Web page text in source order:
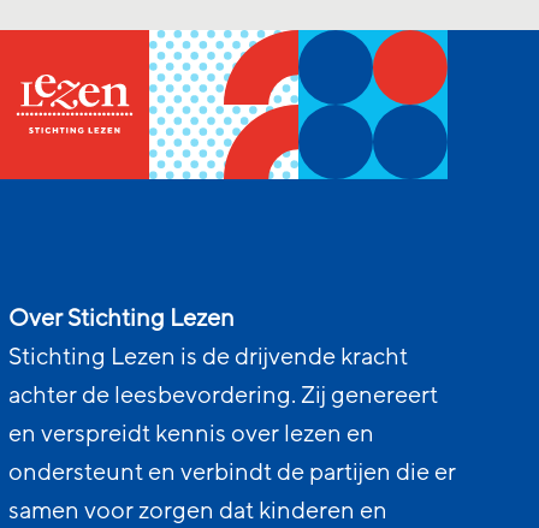
Over Stichting Lezen
Stichting Lezen is de drijvende kracht
achter de leesbevordering. Zij genereert
en verspreidt kennis over lezen en
ondersteunt en verbindt de partijen die er
samen voor zorgen dat kinderen en